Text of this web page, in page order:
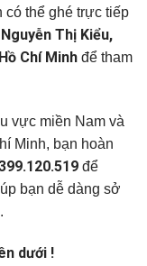
có thể ghé trực tiếp
Thị Kiểu,
Chí Minh để tham
vực miền Nam và
Minh, bạn hoàn
để
bạn dễ dàng sở
dưới !